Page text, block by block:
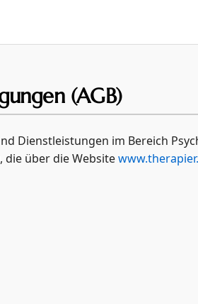
(AGB)
Dienstleistungen im Bereich
die über die Website